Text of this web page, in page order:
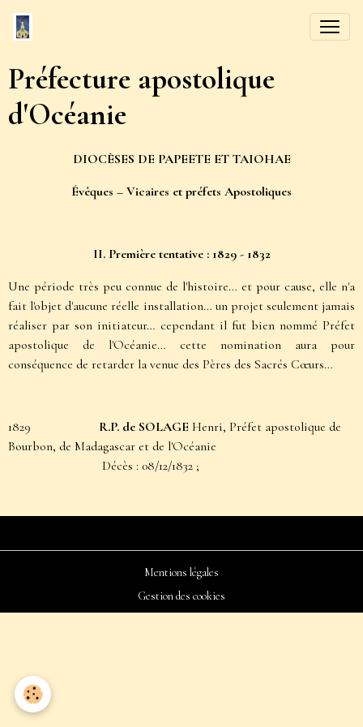
Préfecture apostolique
d'Océanie
DIOCÈSES DE PAPEETE ET TAIOHAE
Évêques – Vicaires et préfets Apostoliques
II. Première tentative : 1829 - 1832
Une période très peu connue de l'histoire… et pour cause, elle n'a
fait l'objet d'aucune réelle installation… un projet seulement jamais
réaliser par son initiateur… cependant il fut bien nommé Préfet
apostolique de l'Océanie… cette nomination aura pour
conséquence de retarder la venue des Pères des Sacrés Cœurs…
1829 R.P. de SOLAGE Henri, Préfet apostolique de
Bourbon, de Madagascar et de l'Océanie
Décès : 08/12/1832 ;
Mentions légales
Gestion des cookies